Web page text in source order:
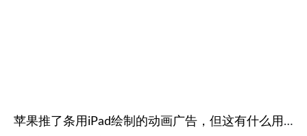
苹果推了条用iPad绘制的动画广告，但这有什么用？